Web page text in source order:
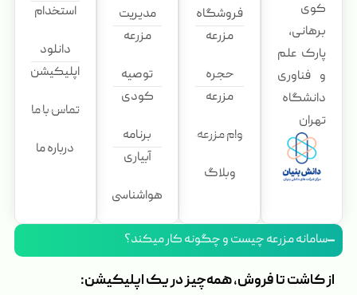
کوی
برهانی،
پارک علم
و فناوری
دانشگاه
تهران
فروشگاه
مزرعه
حجره
مزرعه
وام مزرعه
وبلاگ
مدیریت
مزرعه
توصیه
کودی
برنامه
آبیاری
هواشناسی
استخدام
دانلود
اپلیکیشن
تماس با ما
درباره ما
سامانه مزرعه چیست و چگونه کار میکند؟
از کاشت تا فروش، همه‌چیز در یک اپلیکیشن: